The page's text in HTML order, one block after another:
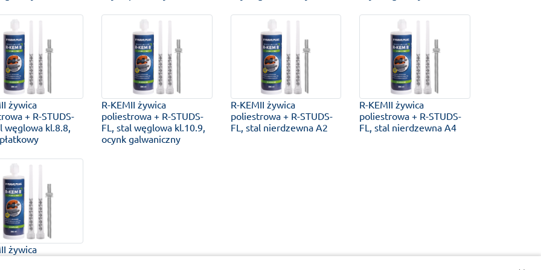
żywica
+ R-STUDS-
węglowa kl.8.8,
R-KEMII żywica
poliestrowa + R-STUDS-
FL, stal węglowa kl.10.9,
ocynk galwaniczny
R-KEMII żywica
poliestrowa + R-STUDS-
FL, stal nierdzewna A2
R-KEMII żywica
poliestrowa + R-STUDS-
FL, stal nierdzewna A4
żywica
+ R-STUDS-